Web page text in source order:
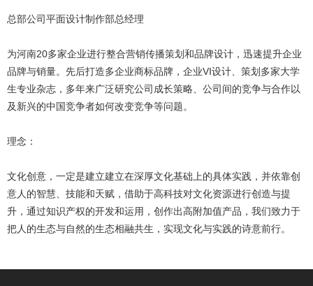
总部公司平面设计制作部总经理
为河南20多家企业进行整合营销传播策划和品牌设计，迅速提升企业
品牌与销量。先后打造多企业商标品牌，企业VI设计、策划多家大学
生专业杂志，多年来广泛研究公司成长策略、公司间的竞争与合作以
及新兴的中国竞争者如何改变竞争等问题。
理念：
文化创意，一定是建立建立在深厚文化基础上的具体实践，并依靠创
意人的智慧、技能和天赋，借助于高科技对文化资源进行创造与提
升，通过知识产权的开发和运用，创作出高附加值产品，我们致力于
把人的生态与自然的生态相融共生，实现文化与实践的诗意前行。